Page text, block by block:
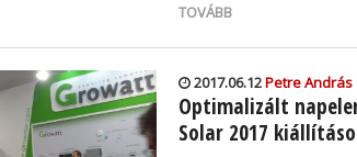
TOVÁBB
2017.06.12Petre András
Optimalizált
Solar 2017